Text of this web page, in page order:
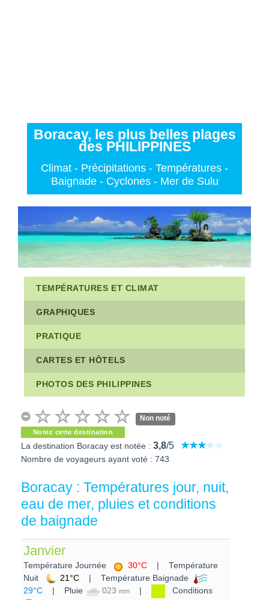
Boracay, les plus belles plages
des PHILIPPINES
Climat - Précipitations - Températures -
Baignade - Cyclones - Mer de Sulu
TEMPÉRATURES ET CLIMAT
GRAPHIQUES
PRATIQUE
CARTES ET HÔTELS
PHOTOS DES PHILIPPINES
Non noté
Notez cette destination
La destination Boracay est notée : 3,8/5
Nombre de voyageurs ayant voté : 743
Boracay : Températures jour, nuit,
eau de mer, pluies et conditions
de baignade
Janvier
Température Journée 30°C | Température
Nuit
21°C | Température Baignade
29°C | Pluie 023 mm Conditions